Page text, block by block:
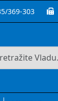
369-303